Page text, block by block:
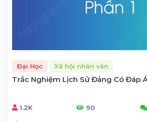
Đại Học Xã hội nhân văn
Trắc Nghiệm Lịch Sử Đảng Có Đáp
1.2K 90